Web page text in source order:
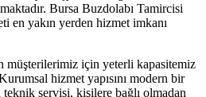
Bursa Buzdolabı Tamircisi
en yakın yerden hizmet imkanı
müşterilerimiz için yeterli kapasitemiz
hizmet yapısını modern bir
servisi, kişilere bağlı olmadan